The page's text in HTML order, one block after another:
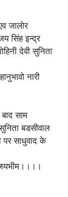
जालोर
सिंह इन्द्र
देवी सुनिता
नारी
बाद साम
बडसीवाल
साधुवाद के
जयभीम।।।।